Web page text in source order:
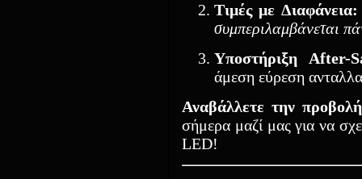
Τιμές με Διαφάνεια:
συμπεριλαμβάνεται
Υποστήριξη After-
άμεση εύρεση
Αναβάλλετε την
σήμερα μαζί μας για να
LED!